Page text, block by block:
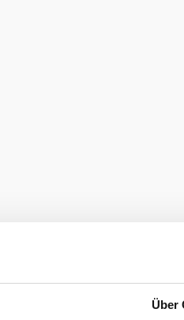
Über